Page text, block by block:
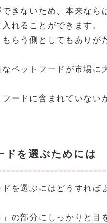
きないため、本来なら
れることができます。
らう側としてもありが
ペットフードが市場に
ードに含まれていない
ドを選ぶためには
を選ぶにはどうすれば
の部分にしっかりと目